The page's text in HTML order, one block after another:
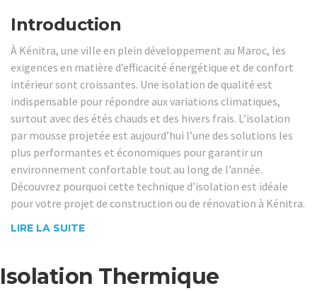
Introduction
À Kénitra, une ville en plein développement au Maroc, les
exigences en matière d’efficacité énergétique et de confort
intérieur sont croissantes. Une isolation de qualité est
indispensable pour répondre aux variations climatiques,
surtout avec des étés chauds et des hivers frais. L’isolation
par mousse projetée est aujourd’hui l’une des solutions les
plus performantes et économiques pour garantir un
environnement confortable tout au long de l’année.
Découvrez pourquoi cette technique d’isolation est idéale
pour votre projet de construction ou de rénovation à Kénitra.
LIRE LA SUITE
Isolation Thermique